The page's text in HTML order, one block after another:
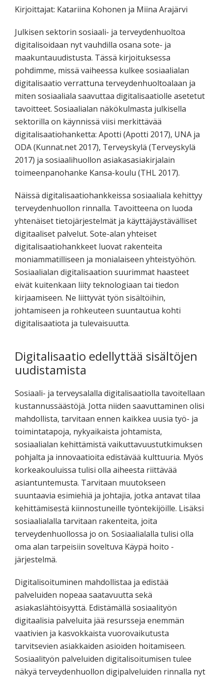
Kirjoittajat: Katariina Kohonen ja Miina Arajärvi
Julkisen sektorin sosiaali- ja terveydenhuoltoa
digitalisoidaan nyt vauhdilla osana sote- ja
maakuntauudistusta. Tässä kirjoituksessa
pohdimme, missä vaiheessa kulkee sosiaalialan
digitalisaatio verrattuna terveydenhuoltoalaan ja
miten sosiaaliala saavuttaa digitalisaatiolle asetetut
tavoitteet. Sosiaalialan näkökulmasta julkisella
sektorilla on käynnissä viisi merkittävää
digitalisaatiohanketta: Apotti (Apotti 2017), UNA ja
ODA (Kunnat.net 2017), Terveyskylä (Terveyskylä
2017) ja sosiaalihuollon asiakasasiakirjalain
toimeenpanohanke Kansa-koulu (THL 2017).
Näissä digitalisaatiohankkeissa sosiaaliala kehittyy
terveydenhuollon rinnalla. Tavoitteena on luoda
yhtenäiset tietojärjestelmät ja käyttäjäystävälliset
digitaaliset palvelut. Sote-alan yhteiset
digitalisaatiohankkeet luovat rakenteita
moniammatilliseen ja monialaiseen yhteistyöhön.
Sosiaalialan digitalisaation suurimmat haasteet
eivät kuitenkaan liity teknologiaan tai tiedon
kirjaamiseen. Ne liittyvät työn sisältöihin,
johtamiseen ja rohkeuteen suuntautua kohti
digitalisaatiota ja tulevaisuutta.
Digitalisaatio edellyttää sisältöjen
uudistamista
Sosiaali- ja terveysalalla digitalisaatiolla tavoitellaan
kustannussäästöjä. Jotta niiden saavuttaminen olisi
mahdollista, tarvitaan ennen kaikkea uusia työ- ja
toimintatapoja, nykyaikaista johtamista,
sosiaalialan kehittämistä vaikuttavuustutkimuksen
pohjalta ja innovaatioita edistävää kulttuuria. Myös
korkeakouluissa tulisi olla aiheesta riittävää
asiantuntemusta. Tarvitaan muutokseen
suuntaavia esimiehiä ja johtajia, jotka antavat tilaa
kehittämisestä kiinnostuneille työntekijöille. Lisäksi
sosiaalialalla tarvitaan rakenteita, joita
terveydenhuollossa jo on. Sosiaalialalla tulisi olla
oma alan tarpeisiin soveltuva Käypä hoito -
järjestelmä.
Digitalisoituminen mahdollistaa ja edistää
palveluiden nopeaa saatavuutta sekä
asiakaslähtöisyyttä. Edistämällä sosiaalityön
digitaalisia palveluita jää resursseja enemmän
vaativien ja kasvokkaista vuorovaikutusta
tarvitsevien asiakkaiden asioiden hoitamiseen.
Sosiaalityön palveluiden digitalisoitumisen tulee
näkyä terveydenhuollon digipalveluiden rinnalla nyt